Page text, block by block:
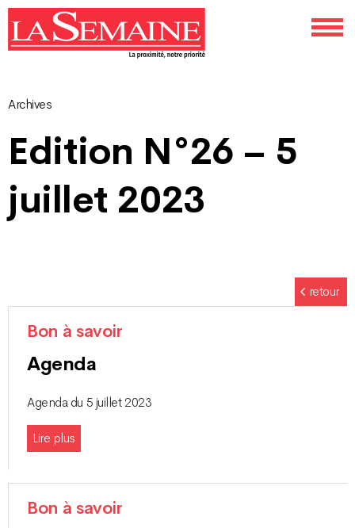
Archives
Edition N°26 – 5
juillet 2023
retour
Bon à savoir
Agenda
Agenda du 5 juillet 2023
Lire plus
Bon à savoir
Navigation
des
articles